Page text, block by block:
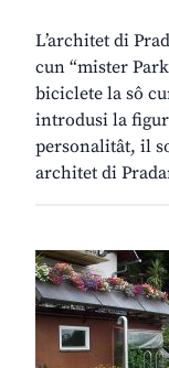
L’architet di
cun “mister
biciclete la sô
introdusi la
personalitât, il
architet di